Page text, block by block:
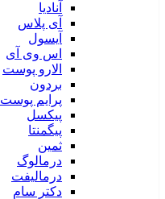
آنادیا
آی پلاس
آیسول
اس وی آی
الارو پوست
بردون
پرایم پوست
پیکسل
پیگمنتا
ثمین
درمالوگ
درمالیفت
دکتر سام